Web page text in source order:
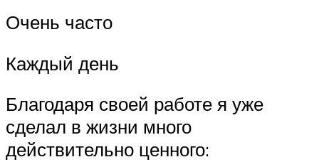
Очень часто
Каждый день
Благодаря своей работе я уже
сделал в жизни много
действительно ценного: